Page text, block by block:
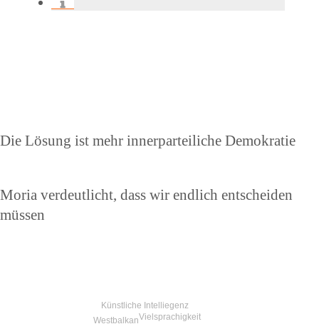
Vorheriger
Die Lösung ist mehr innerparteiliche Demokratie
Nächster
Beitrag
Moria verdeutlicht, dass wir endlich entscheiden
müssen
Vielsprachigkeit
Künstliche Intelliegenz
Westbalkan